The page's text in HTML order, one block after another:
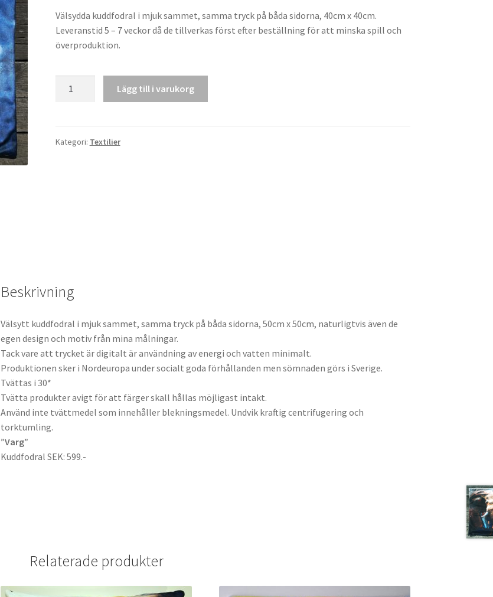
Välsydda kuddfodral i mjuk sammet, samma tryck på båda sidorna, 40cm x 40cm.
Leveranstid 5 – 7 veckor då de tillverkas först efter beställning för att minska spill och
överproduktion.
Lägg till i varukorg
Kategori: Textilier
Beskrivning
Välsytt kuddfodral i mjuk sammet, samma tryck på båda sidorna, 50cm x 50cm, naturligtvis även de
egen design och motiv från mina målningar.
Tack vare att trycket är digitalt är användning av energi och vatten minimalt.
Produktionen sker i Nordeuropa under socialt goda förhållanden men sömnaden görs i Sverige.
Tvättas i 30*
Tvätta produkter avigt för att färger skall hållas möjligast intakt.
Använd inte tvättmedel som innehåller blekningsmedel. Undvik kraftig centrifugering och
torktumling.
”Varg”
Kuddfodral SEK: 599.-
Relaterade produkter